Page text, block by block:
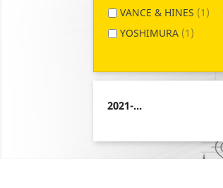
VANCE & HINES (1)
YOSHIMURA (1)
2021-...